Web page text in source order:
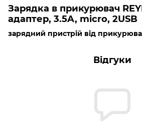
Зарядка в прикурювач
адаптер, 3.5A, micro, 2USB
зарядний пристрій від
Відгуки